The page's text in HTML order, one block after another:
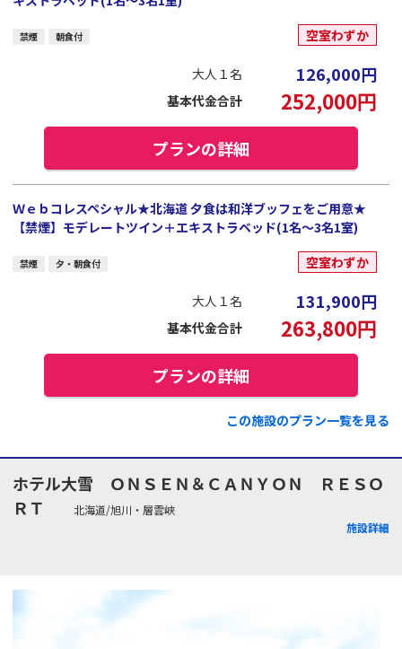
禁煙 朝食付 空室わずか
大人１名 126,000円
基本代金合計 252,000円
プランの詳細
Ｗｅｂコレスペシャル★北海道 夕食は和洋ブッフェをご用意★
【禁煙】モデレートツイン＋エキストラベッド(1名～3名1室)
禁煙 夕・朝食付 空室わずか
大人１名 131,900円
基本代金合計 263,800円
プランの詳細
この施設のプラン一覧を見る
ホテル大雪 ＯＮＳＥＮ＆ＣＡＮＹＯＮ ＲＥＳＯ
ＲＴ
北海道/旭川・層雲峡
施設詳細